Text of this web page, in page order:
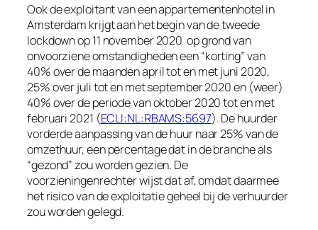
Ook de exploitant van een appartementenhotel in
Amsterdam krijgt aan het begin van de tweede
lockdown op 11 november 2020 op grond van
onvoorziene omstandigheden een “korting” van
40% over de maanden april tot en met juni 2020,
25% over juli tot en met september 2020 en (weer)
40% over de periode van oktober 2020 tot en met
februari 2021 (ECLI:NL:RBAMS:5697). De huurder
vorderde aanpassing van de huur naar 25% van de
omzethuur, een percentage dat in de branche als
“gezond” zou worden gezien. De
voorzieningenrechter wijst dat af, omdat daarmee
het risico van de exploitatie geheel bij de verhuurder
zou worden gelegd.